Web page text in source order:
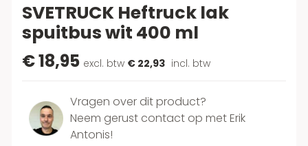
SVETRUCK Heftruck lak
spuitbus wit 400 ml
€ 18,95 excl. btw € 22,93 incl. btw
Vragen over dit product?
Neem gerust contact op met Erik
Antonis!